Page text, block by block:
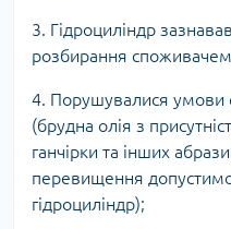
3. Гідроциліндр
розбирання
4. Порушувалися умови
(брудна олія з
ганчірки та інших
перевищення
гідроциліндр);